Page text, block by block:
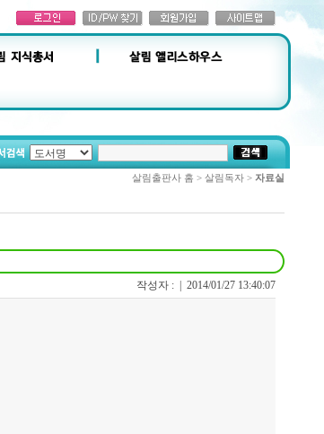
살림출판사 홈 > 살림독자 >자료실
작성자 : | 2014/01/27 13:40:07